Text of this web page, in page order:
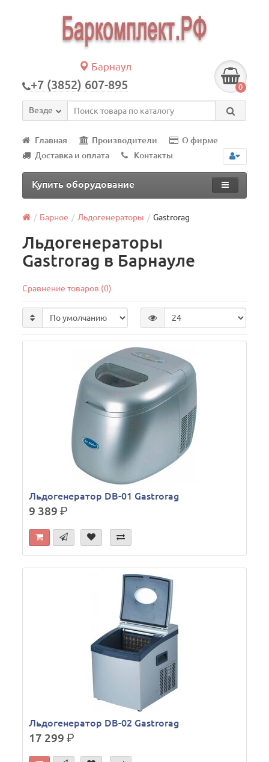
Барнаул
+7 (3852) 607-895 0
Везде
Главная Производители
О фирме
Доставка и оплата
Контакты
Купить оборудование
Барное Льдогенераторы Gastrorag
Льдогенераторы
Gastrorag в Барнауле
Сравнение товаров (0)
Льдогенератор DB-01 Gastrorag
9 389р.
Льдогенератор DB-02 Gastrorag
17 299р.